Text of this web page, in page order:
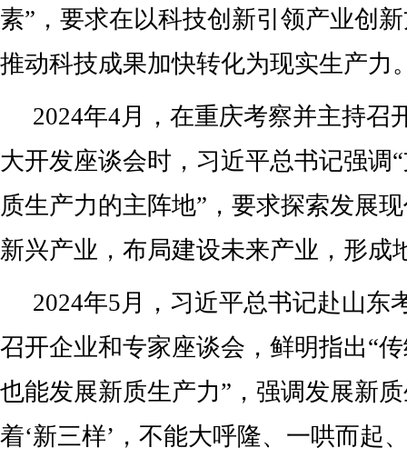
素”，要求在以科技创新引领产业创
推动科技成果加快转化为现实生产力
2024年4月，在重庆考察并主持召
大开发座谈会时，习近平总书记强调
质生产力的主阵地”，要求探索发展
新兴产业，布局建设未来产业，形成
2024年5月，习近平总书记赴山东
召开企业和专家座谈会，鲜明指出“
也能发展新质生产力”，强调发展新
着‘新三样’，不能大呼隆、一哄而起